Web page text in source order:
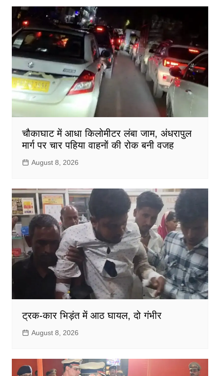
चौकाघाट में आधा किलोमीटर लंबा जाम, अंधरापुल
मार्ग पर चार पहिया वाहनों की रोक बनी वजह
August 8, 2026
ट्रक-कार भिड़ंत में आठ घायल, दो गंभीर
August 8, 2026